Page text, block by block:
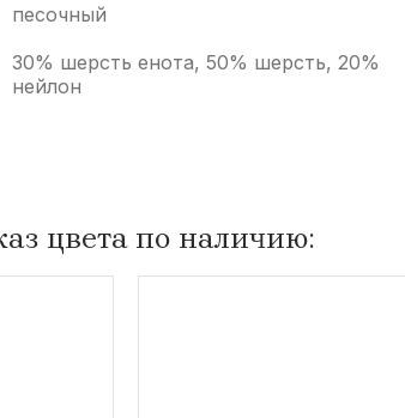
песочный
30% шерсть енота, 50% шерсть, 20%
нейлон
цвета по наличию: